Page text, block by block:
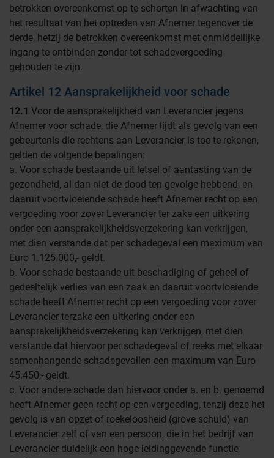
betrokken overeenkomst op te schorten in afwachting van
het resultaat van het optreden van Afnemer tegenover de
derde, hetzij de betrokken overeenkomst met onmiddellijke
ingang te ontbinden zonder tot schadevergoeding
gehouden te zijn.
Artikel 12 Aansprakelijkheid voor schade
12.1 Voor de aansprakelijkheid van Leverancier jegens
Afnemer voor schade, die Afnemer lijdt als gevolg van een
gebeurtenis die rechtens aan Leverancier is toe te rekenen,
gelden de volgende bepalingen:
a. Voor schade bestaande uit letsel of aantasting van de
gezondheid, al dan niet de dood ten gevolge hebbend, en
daaruit voortvloeiende schade heeft Afnemer recht op een
vergoeding voor zover Leverancier ter zake een uitkering
onder een aansprakelijkheidsverzekering kan verkrijgen,
met dien verstande dat per schadegeval een maximum van
Euro 1.125.000,- geldt.
b. Voor schade bestaande uit beschadiging of geheel of
gedeeltelijk verlies van een zaak en daaruit voortvloeiende
schade heeft Afnemer recht op een vergoeding voor zover
Leverancier terzake een uitkering onder een
aansprakelijkheidsverzekering kan verkrijgen, met dien
verstande dat hiervoor per schadegeval of reeks met elkaar
samenhangende schadegevallen een maximum van Euro
45.450,- geldt.
c. Voor andere schade dan hiervoor onder a. en b. genoemd
heeft Afnemer geen recht op een vergoeding, tenzij deze het
gevolg is van opzet of roekeloosheid (grove schuld) van
Leverancier zelf of van een persoon, die in het bedrijf van
Leverancier duidelijk een hoge leidinggevende functie